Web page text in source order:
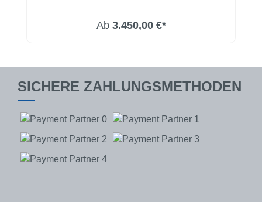
Ab 3.450,00 €*
SICHERE ZAHLUNGSMETHODEN